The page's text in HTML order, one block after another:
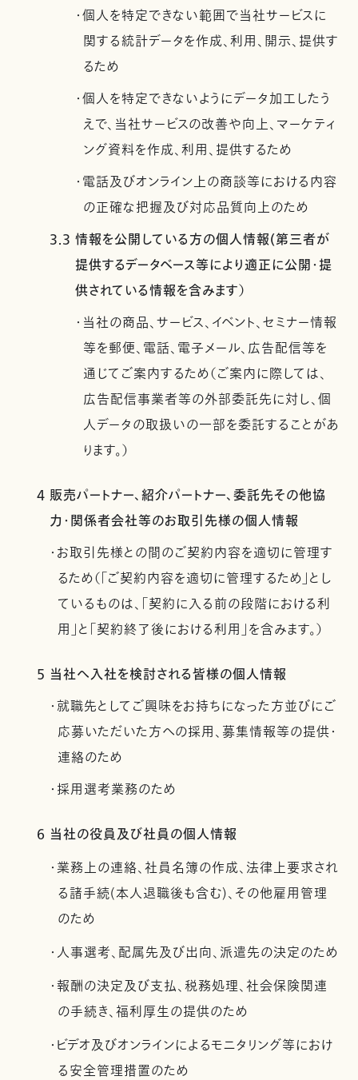
・個人を特定できない範囲で当社サービスに
関する統計データを作成、利用、開示、提供す
るため
・個人を特定できないようにデータ加工したう
えで、当社サービスの改善や向上、マーケティ
ング資料を作成、利用、提供するため
・電話及びオンライン上の商談等における内容
の正確な把握及び対応品質向上のため
3.3 情報を公開している方の個人情報(第三者が
提供するデータベース等により適正に公開・提
供されている情報を含みます）
・当社の商品、サービス、イベント、セミナー情報
等を郵便、電話、電子メール、広告配信等を
通じてご案内するため（ご案内に際しては、
広告配信事業者等の外部委託先に対し、個
人データの取扱いの一部を委託することがあ
ります。）
4 販売パートナー、紹介パートナー、委託先その他協
力・関係者会社等のお取引先様の個人情報
・お取引先様との間のご契約内容を適切に管理す
るため（「ご契約内容を適切に管理するため」とし
ているものは、「契約に入る前の段階における利
用」と「契約終了後における利用」を含みます。）
5 当社へ入社を検討される皆様の個人情報
・就職先としてご興味をお持ちになった方並びにご
応募いただいた方への採用、募集情報等の提供・
連絡のため
・採用選考業務のため
6 当社の役員及び社員の個人情報
・業務上の連絡、社員名簿の作成、法律上要求され
る諸手続(本人退職後も含む)、その他雇用管理
のため
・人事選考、配属先及び出向、派遣先の決定のため
・報酬の決定及び支払、税務処理、社会保険関連
の手続き、福利厚生の提供のため
・ビデオ及びオンラインによるモニタリング等におけ
る安全管理措置のため